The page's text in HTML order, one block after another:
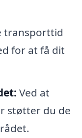
transporttid
for at få dit
Ved at
støtter du de